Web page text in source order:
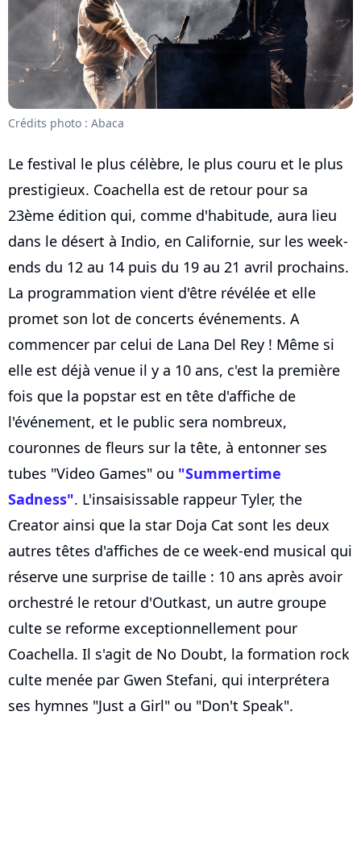
Crédits photo : Abaca
Le festival le plus célèbre, le plus couru et le plus
prestigieux. Coachella est de retour pour sa
23ème édition qui, comme d'habitude, aura lieu
dans le désert à Indio, en Californie, sur les week-
ends du 12 au 14 puis du 19 au 21 avril prochains.
La programmation vient d'être révélée et elle
promet son lot de concerts événements. A
commencer par celui de Lana Del Rey ! Même si
elle est déjà venue il y a 10 ans, c'est la première
fois que la popstar est en tête d'affiche de
l'événement, et le public sera nombreux,
couronnes de fleurs sur la tête, à entonner ses
tubes "Video Games" ou "Summertime
Sadness". L'insaisissable rappeur Tyler, the
Creator ainsi que la star Doja Cat sont les deux
autres têtes d'affiches de ce week-end musical qui
réserve une surprise de taille : 10 ans après avoir
orchestré le retour d'Outkast, un autre groupe
culte se reforme exceptionnellement pour
Coachella. Il s'agit de No Doubt, la formation rock
culte menée par Gwen Stefani, qui interprétera
ses hymnes "Just a Girl" ou "Don't Speak".